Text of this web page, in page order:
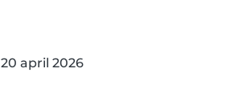
20 april 2026